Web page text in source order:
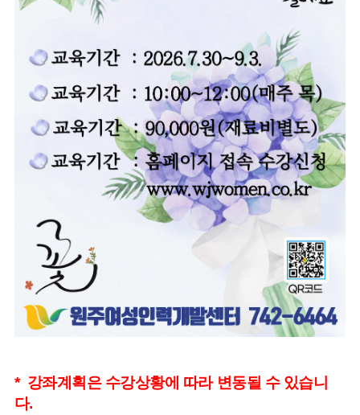
* 강좌계획은 수강상황에 따라 변동될 수 있습니
다.